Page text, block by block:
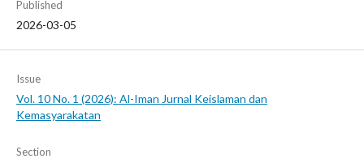
Published
2026-03-05
Issue
Vol. 10 No. 1 (2026): Al-Iman Jurnal Keislaman dan
Kemasyarakatan
Section